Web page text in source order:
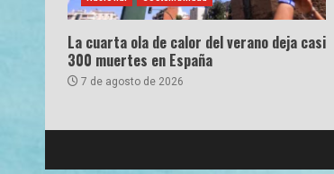
La cuarta ola de calor del verano deja casi
300 muertes en España
7 de agosto de 2026